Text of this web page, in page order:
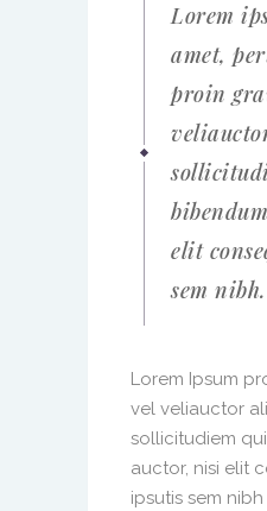
Lorem
amet,
proin
elit
sem nibh.
Lorem Ipsum
vel veliauctor
sollicitudiem
auctor, nisi elit
ipsutis sem